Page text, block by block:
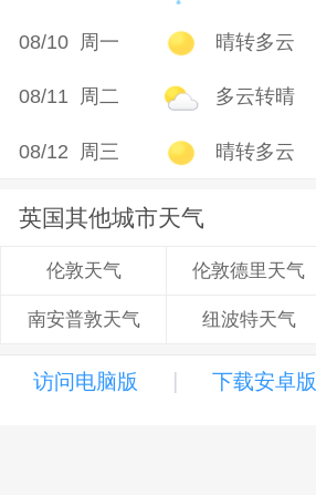
08/10 周一 晴转多云
08/11 周二 多云转晴
08/12 周三 晴转多云
英国其他城市天气
伦敦天气 伦敦德里天气
南安普敦天气 纽波特天气
访问电脑版 | 下载安卓版